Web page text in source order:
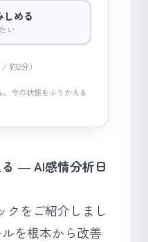
しめる
い
約2分）
今の状態をふりかえる
― AI感情分析日
クをご紹介しまし
を根本から改善